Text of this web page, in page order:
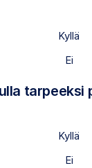
Kyllä
Ei
tarpeeksi
Kyllä
Ei